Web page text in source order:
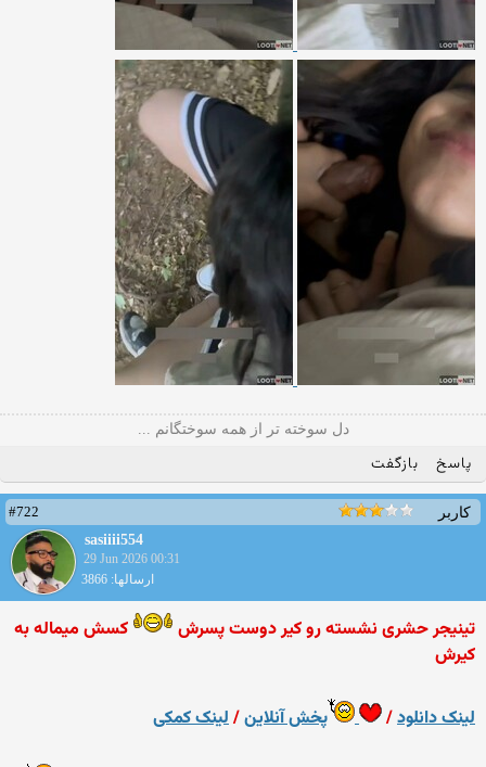
دل سوخته تر از همه سوختگانم ...
پاسخ بازگفت
کاربر
#722
sasiiii554
29 Jun 2026 00:31
ارسالها: 3866
تینیجر حشری نشسته رو کیر دوست پسرش
کسش میماله به
کیرش
لینک دانلود/ پخش آنلاین/لینک کمکی